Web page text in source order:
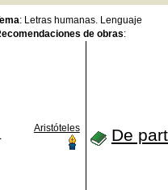
: Letras humanas. Lenguaje
de obras:
Aristóteles De